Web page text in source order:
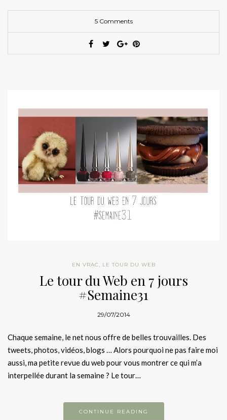
5 Comments
EN VRAC, LE TOUR DU WEB
Le tour du Web en 7 jours
#Semaine31
29/07/2014
Chaque semaine, le net nous offre de belles trouvailles. Des
tweets, photos, vidéos, blogs … Alors pourquoi ne pas faire moi
aussi, ma petite revue du web pour vous montrer ce qui m’a
interpellée durant la semaine ? Le tour…
CONTINUE READING